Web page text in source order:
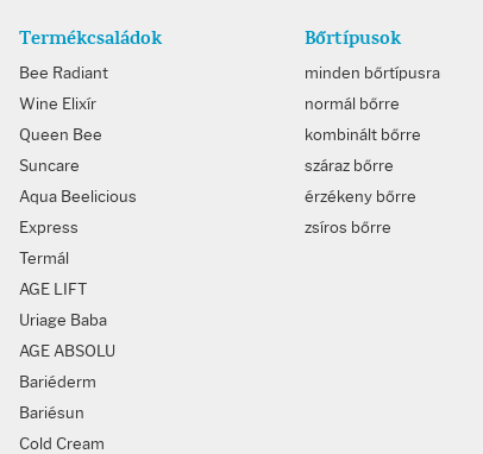
Termékcsaládok
Bee Radiant
Wine Elixír
Queen Bee
Suncare
Aqua Beelicious
Express
Termál
AGE LIFT
Uriage Baba
AGE ABSOLU
Bariéderm
Bariésun
Cold Cream
Bőrtípusok
minden bőrtípusra
normál bőrre
kombinált bőrre
száraz bőrre
érzékeny bőrre
zsíros bőrre